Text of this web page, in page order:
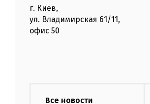
г. Киев,
ул. Владимирская 61/11,
офис 50
Все новости